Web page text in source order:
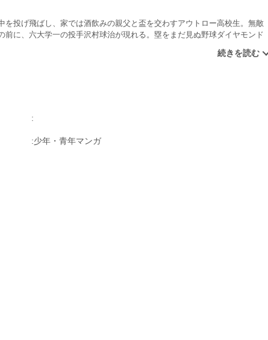
を投げ飛ばし、家では酒飲みの親父と盃を交わすアウトロー高校生。無敵
前に、六大学一の投手沢村球治が現れる。塁をまだ見ぬ野球ダイヤモンド
少年・青年マンガ